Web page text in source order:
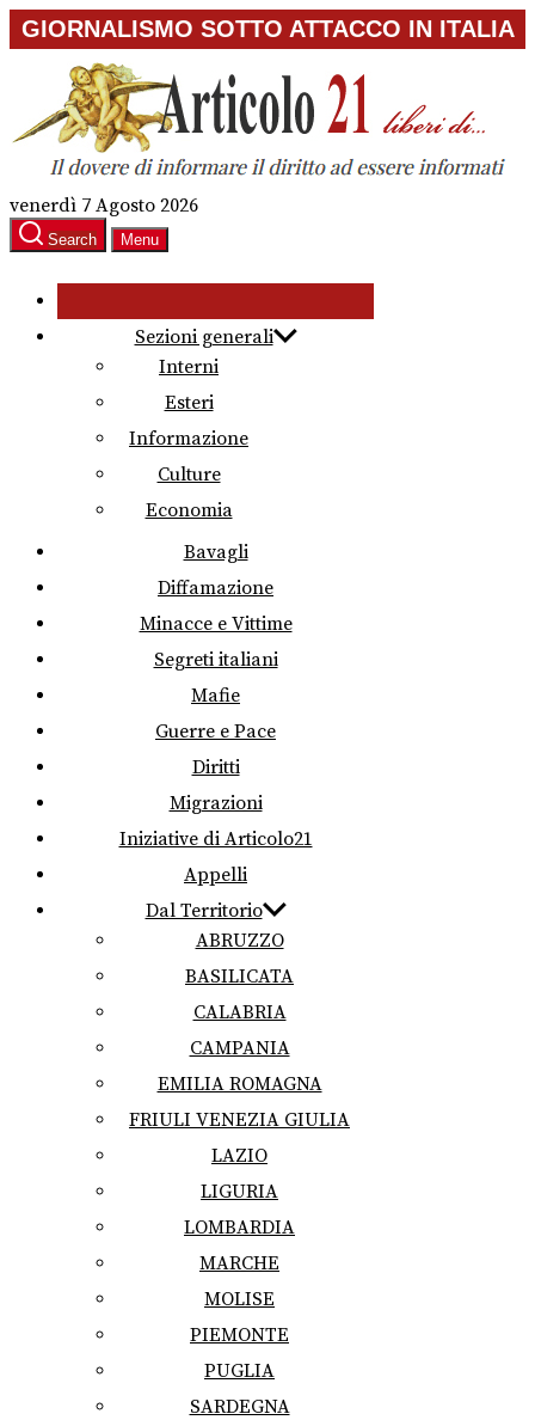
Skip
to
content
GIORNALISMO SOTTO ATTACCO IN ITALIA
venerdì 7 Agosto 2026
Search Menu
Sezioni generali
Interni
Esteri
Informazione
Culture
Economia
Bavagli
Diffamazione
Minacce e Vittime
Segreti italiani
Mafie
Guerre e Pace
Diritti
Migrazioni
Iniziative di Articolo21
Appelli
Dal Territorio
ABRUZZO
BASILICATA
CALABRIA
CAMPANIA
EMILIA ROMAGNA
FRIULI VENEZIA GIULIA
LAZIO
LIGURIA
LOMBARDIA
MARCHE
MOLISE
PIEMONTE
PUGLIA
SARDEGNA